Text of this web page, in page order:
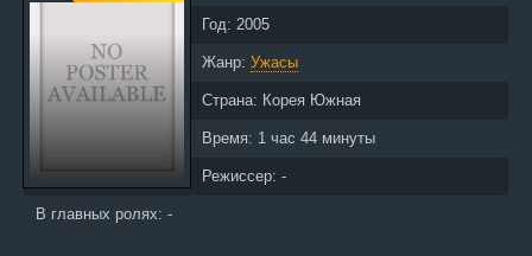
Год: 2005
Жанр: Ужасы
Страна: Корея Южная
Время: 1 час 44 минуты
Режиссер: -
В главных ролях: -